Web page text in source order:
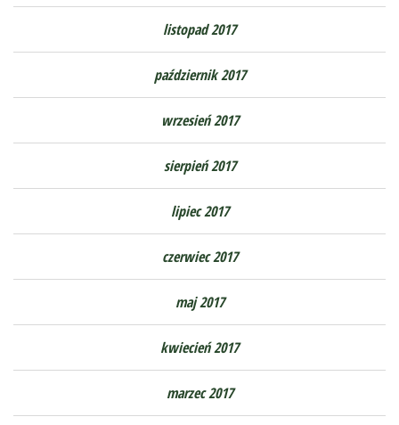
listopad 2017
październik 2017
wrzesień 2017
sierpień 2017
lipiec 2017
czerwiec 2017
maj 2017
kwiecień 2017
marzec 2017